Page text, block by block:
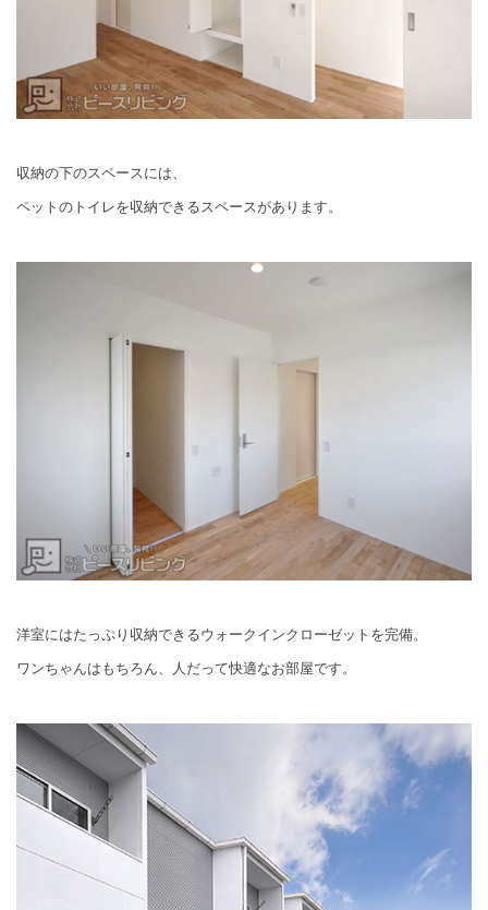
収納の下のスペースには、
ペットのトイレを収納できるスペースがあります。
洋室にはたっぷり収納できるウォークインクローゼットを完備。
ワンちゃんはもちろん、人だって快適なお部屋です。